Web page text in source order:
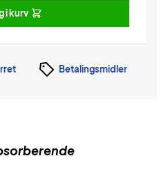
i kurv
Betalingsmidler